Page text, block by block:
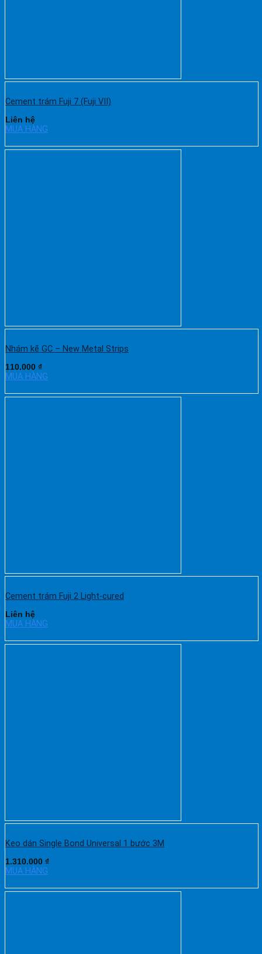
Cement trám Fuji 7 (Fuji VII)
Liên hệ
MUA HÀNG
Nhám kẽ GC – New Metal Strips
110.000 ₫
MUA HÀNG
Cement trám Fuji 2 Light-cured
Liên hệ
MUA HÀNG
Keo dán Single Bond Universal 1 bước 3M
1.310.000 ₫
MUA HÀNG